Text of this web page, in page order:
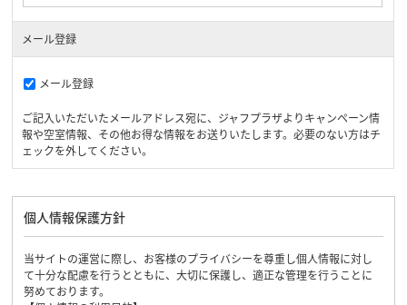
メール登録
メール登録
ご記入いただいたメールアドレス宛に、ジャフプラザよりキャンペーン情
報や空室情報、その他お得な情報をお送りいたします。必要のない方はチ
ェックを外してください。
個人情報保護方針
当サイトの運営に際し、お客様のプライバシーを尊重し個人情報に対し
て十分な配慮を行うとともに、大切に保護し、適正な管理を行うことに
努めております。